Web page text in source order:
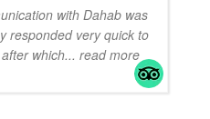
with Dahab was
responded very quick to
which... read more